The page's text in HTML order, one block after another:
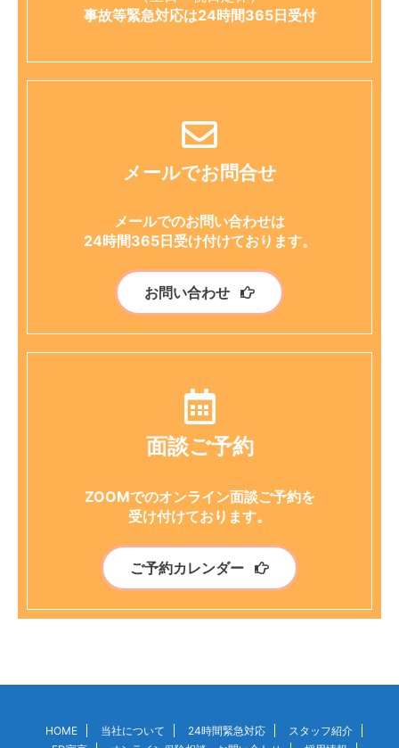
事故等緊急対応は24時間365日受付
メールでお問合せ
メールでのお問い合わせは
24時間365日受け付けております。
お問い合わせ
面談ご予約
ZOOMでのオンライン面談ご予約を
受け付けております。
ご予約カレンダー
HOME 当社について 24時間緊急対応
スタッフ紹介